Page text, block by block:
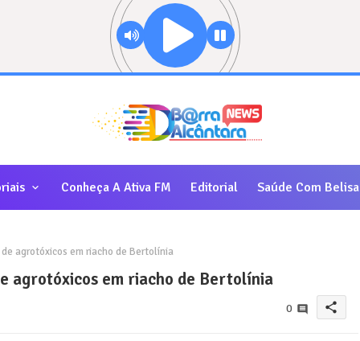
Conheça A Ativa FM Editorial Saúde Com Belisa
agrotóxicos em riacho de Bertolínia
agrotóxicos em riacho de Bertolínia
0 share